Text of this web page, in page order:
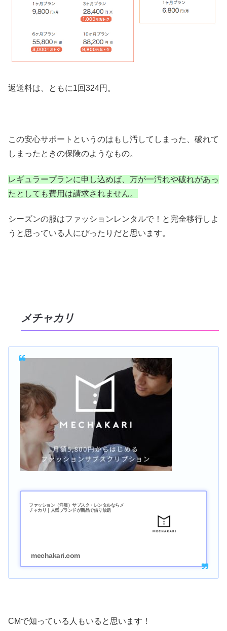
返送料は、ともに1回324円。
この安心サポートというのはもし汚してしまった、破れて
しまったときの保険のようなもの。
レギュラープランに申し込めば、万が一汚れや破れがあっ
たとしても費用は請求されません。
シーズンの服はファッションレンタルで！と完全移行しよ
うと思っている人にぴったりだと思います。
メチャカリ
ファッション（洋服）サブスク・レンタルならメ
チャカリ｜人気ブランドが新品で借り放題
mechakari.com
CMで知っている人もいると思います！